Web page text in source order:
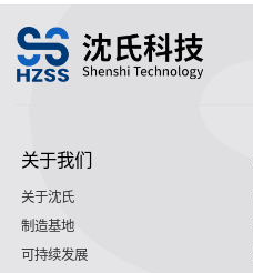
关于我们
关于沈氏
制造基地
可持续发展